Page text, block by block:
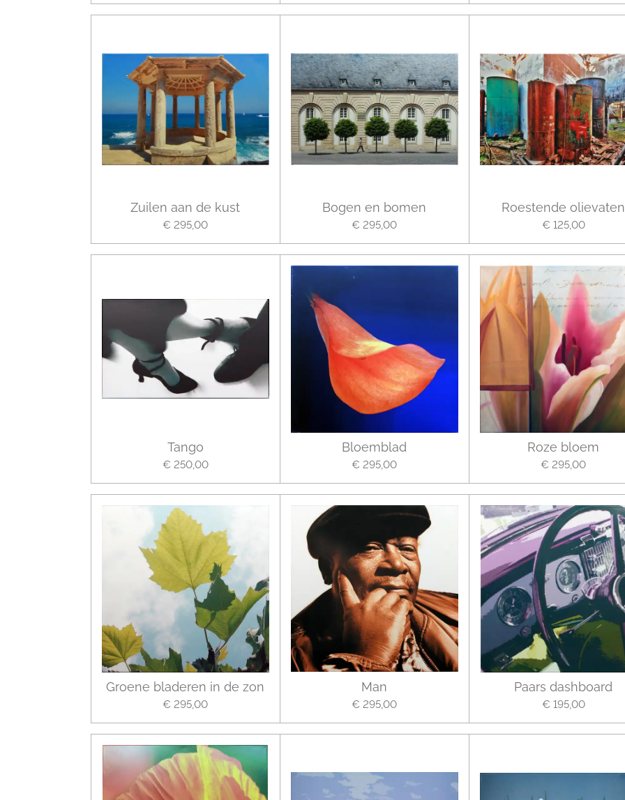
Zuilen aan de kust
€ 295,00
Bogen en bomen
€ 295,00
Roestende olievaten
€ 125,00
Tango
€ 250,00
Bloemblad
€ 295,00
Roze bloem
€ 295,00
Groene bladeren in de zon
€ 295,00
Man
€ 295,00
Paars dashboard
€ 195,00